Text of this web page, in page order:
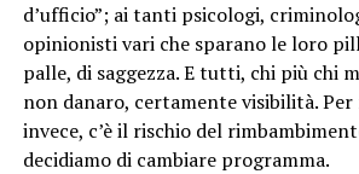
d’ufficio”; ai tanti psicologi,
opinionisti vari che sparano le loro
palle, di saggezza. E tutti, chi più chi
non danaro, certamente visibilità.
invece, c’è il rischio del
decidiamo di cambiare programma.